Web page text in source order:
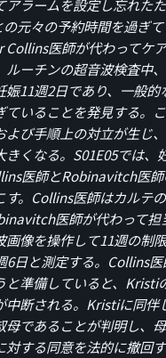
ラームを設定し忘れたた
元々の予約時間を過ぎて
Collins医師が代わってケ
ルーチンの超音波検査中
娠11週2日であり、一般的
ていることを発見する。
よび手順上の対立が生じ
きくなる。S01E05では、
医師とRobinavitch医
す。Collins医師はカルテ
医師が代わって担
画像を操作して11週の制
6日と測定する。Collins
と準備していると、Kristi
中断される。Kristiに同伴
母であることが判明し、
する同意を法的に撤回す